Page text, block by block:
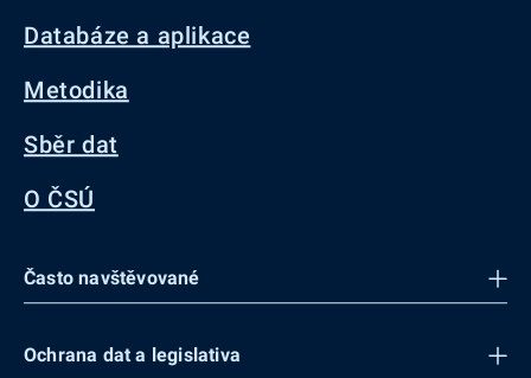
Databáze a aplikace
Metodika
Sběr dat
O ČSÚ
Často navštěvované
Ochrana dat a legislativa